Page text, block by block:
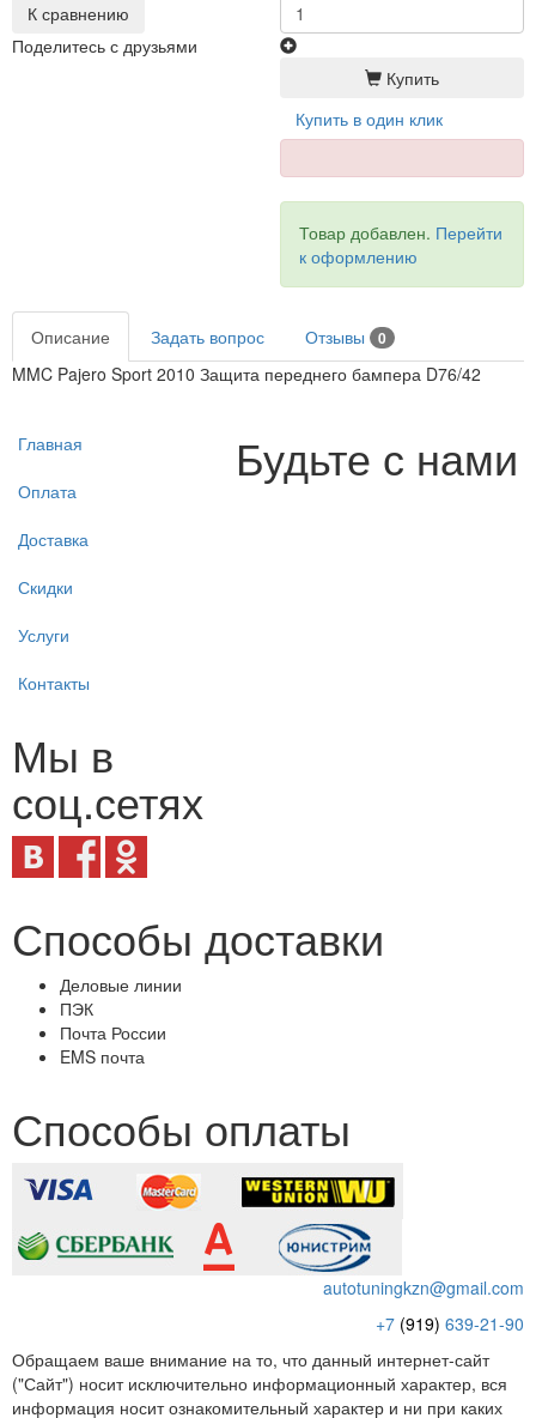
К сравнению
Поделитесь с друзьями
Купить
Купить в один клик
Товар добавлен. Перейти
к оформлению
Описание Задать вопрос Отзывы 0
MMC Pajero Sport 2010 Защита переднего бампера D76/42
Главная
Оплата
Доставка
Скидки
Услуги
Контакты
Мы в
соц.сетях
Будьте с нами
Способы доставки
Деловые линии
ПЭК
Почта России
EMS почта
Способы оплаты
autotuningkzn@gmail.com
+7 (919) 639-21-90
Обращаем ваше внимание на то, что данный интернет-сайт
("Сайт") носит исключительно информационный характер, вся
информация носит ознакомительный характер и ни при каких